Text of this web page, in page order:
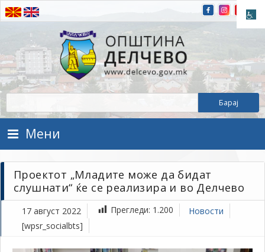
Прескокнете на содржината
Општина Делчево
Општина Делчево
Мени
Проектот „Младите може да бидат
слушнати“ ќе се реализира и во Делчево
17 август 2022 Прегледи: 1.200
Новости
[wpsr_socialbts]